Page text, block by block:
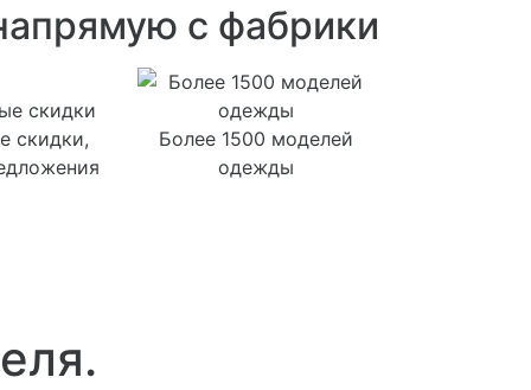
с фабрики
скидки,
Более 1500 моделей
одежды